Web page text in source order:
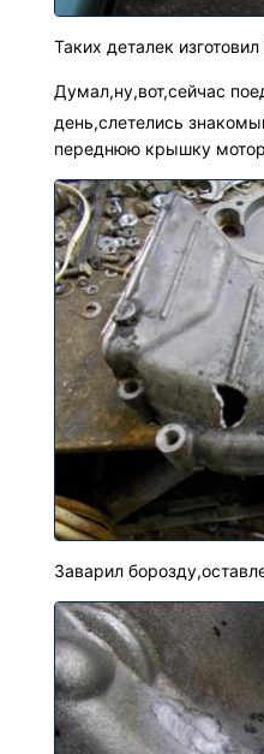
Таких деталек
Думал,ну,вот,сейчас
день,слетелись
переднюю крышку
Заварил